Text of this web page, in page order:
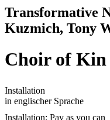
Transformative
Kuzmich, Tony
Choir of
Installation
in englischer Sprache
Installation: Pay as you can